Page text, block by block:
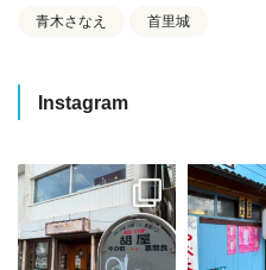
青木さなえ 首里城
Instagram